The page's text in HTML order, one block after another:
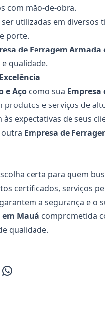
com mão-de-obra.
ser utilizadas em
porte.
de Ferragem Armada
qualidade.
e Aço como sua Empresa
produtos e serviços de
às expectativas de seus
outra Empresa de
certa para quem
certificados, serviços
a segurança e o
em Mauá comprometida
qualidade.